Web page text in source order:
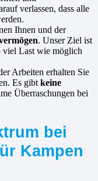
verlassen, dass alle
Ihnen und der
. Unser Ziel ist
viel Last wie möglich
Arbeiten erhalten Sie
Es gibt keine
Überraschungen bei
bei
Kampen